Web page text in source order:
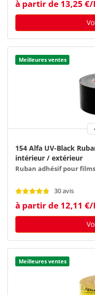
à partir de 13,25 €/
Meilleures ventes
154 Alfa UV-Black
intérieur / extérieur
Ruban adhésif pour
30 avis
à partir de 12,11 €/
Meilleures ventes